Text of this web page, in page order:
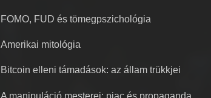
FOMO, FUD és tömegpszichológia
Amerikai mitológia
Bitcoin elleni támadások: az állam trükkjei
A manipuláció mesterei: piac és propaganda